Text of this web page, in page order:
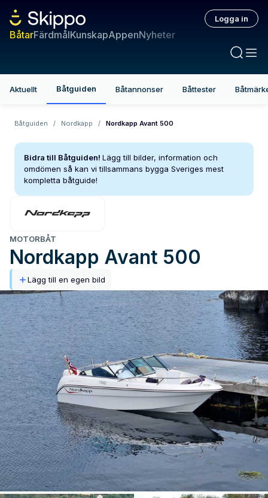
BåtarFärdmålKunskapAppenNyheter
Logga in
Aktuellt Båtguiden Båtannonser Båttester
Båtguiden / Nordkapp / Nordkapp Avant 500
Bidra till Båtguiden! Lägg till bilder, information och
omdömen så kan vi tillsammans bygga Sveriges mest
kompletta båtguide!
MOTORBÅT
Nordkapp Avant 500
Lägg till en egen bild